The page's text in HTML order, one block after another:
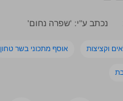
נכתב ע"י: 'שפרה נחום'
וקציצות אוסף מתכוני בשר טחון